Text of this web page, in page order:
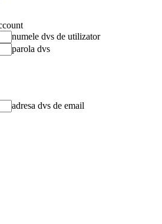
numele dvs de utilizator
parola dvs
adresa dvs de email